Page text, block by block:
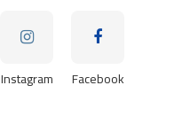
Facebook
Instagram